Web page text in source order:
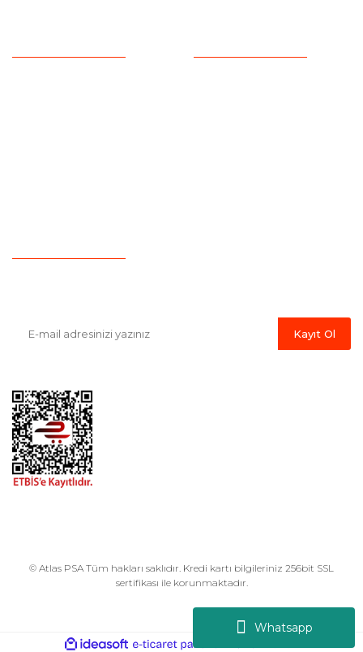
Whatsapp
Kayıt Ol
© Atlas PSA Tüm hakları saklıdır. Kredi kartı bilgileriniz 256bit SSL
sertifikası ile korunmaktadır.
ideasoft